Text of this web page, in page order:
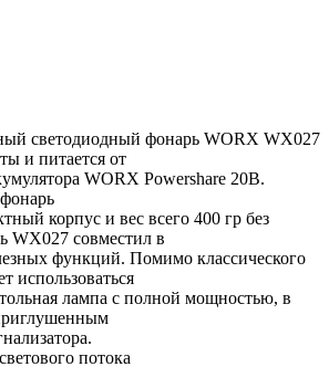
светодиодный фонарь WORX WX027
и питается от
WORX Powershare 20В.
корпус и вес всего 400 гр без
WX027 совместил в
функций. Помимо классического
использоваться
лампа с полной мощностью, в
потока